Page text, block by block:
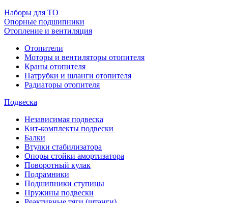
Наборы для ТО
Опорные подшипники
Отопление и вентиляция
Отопители
Моторы и вентиляторы отопителя
Краны отопителя
Патрубки и шланги отопителя
Радиаторы отопителя
Подвеска
Независимая подвеска
Кит-комплекты подвески
Балки
Втулки стабилизатора
Опоры стойки амортизатора
Поворотный кулак
Подрамники
Подшипники ступицы
Пружины подвески